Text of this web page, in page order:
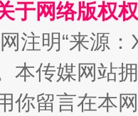
于网络版权
注明“来源
本传媒网站
你留言在本